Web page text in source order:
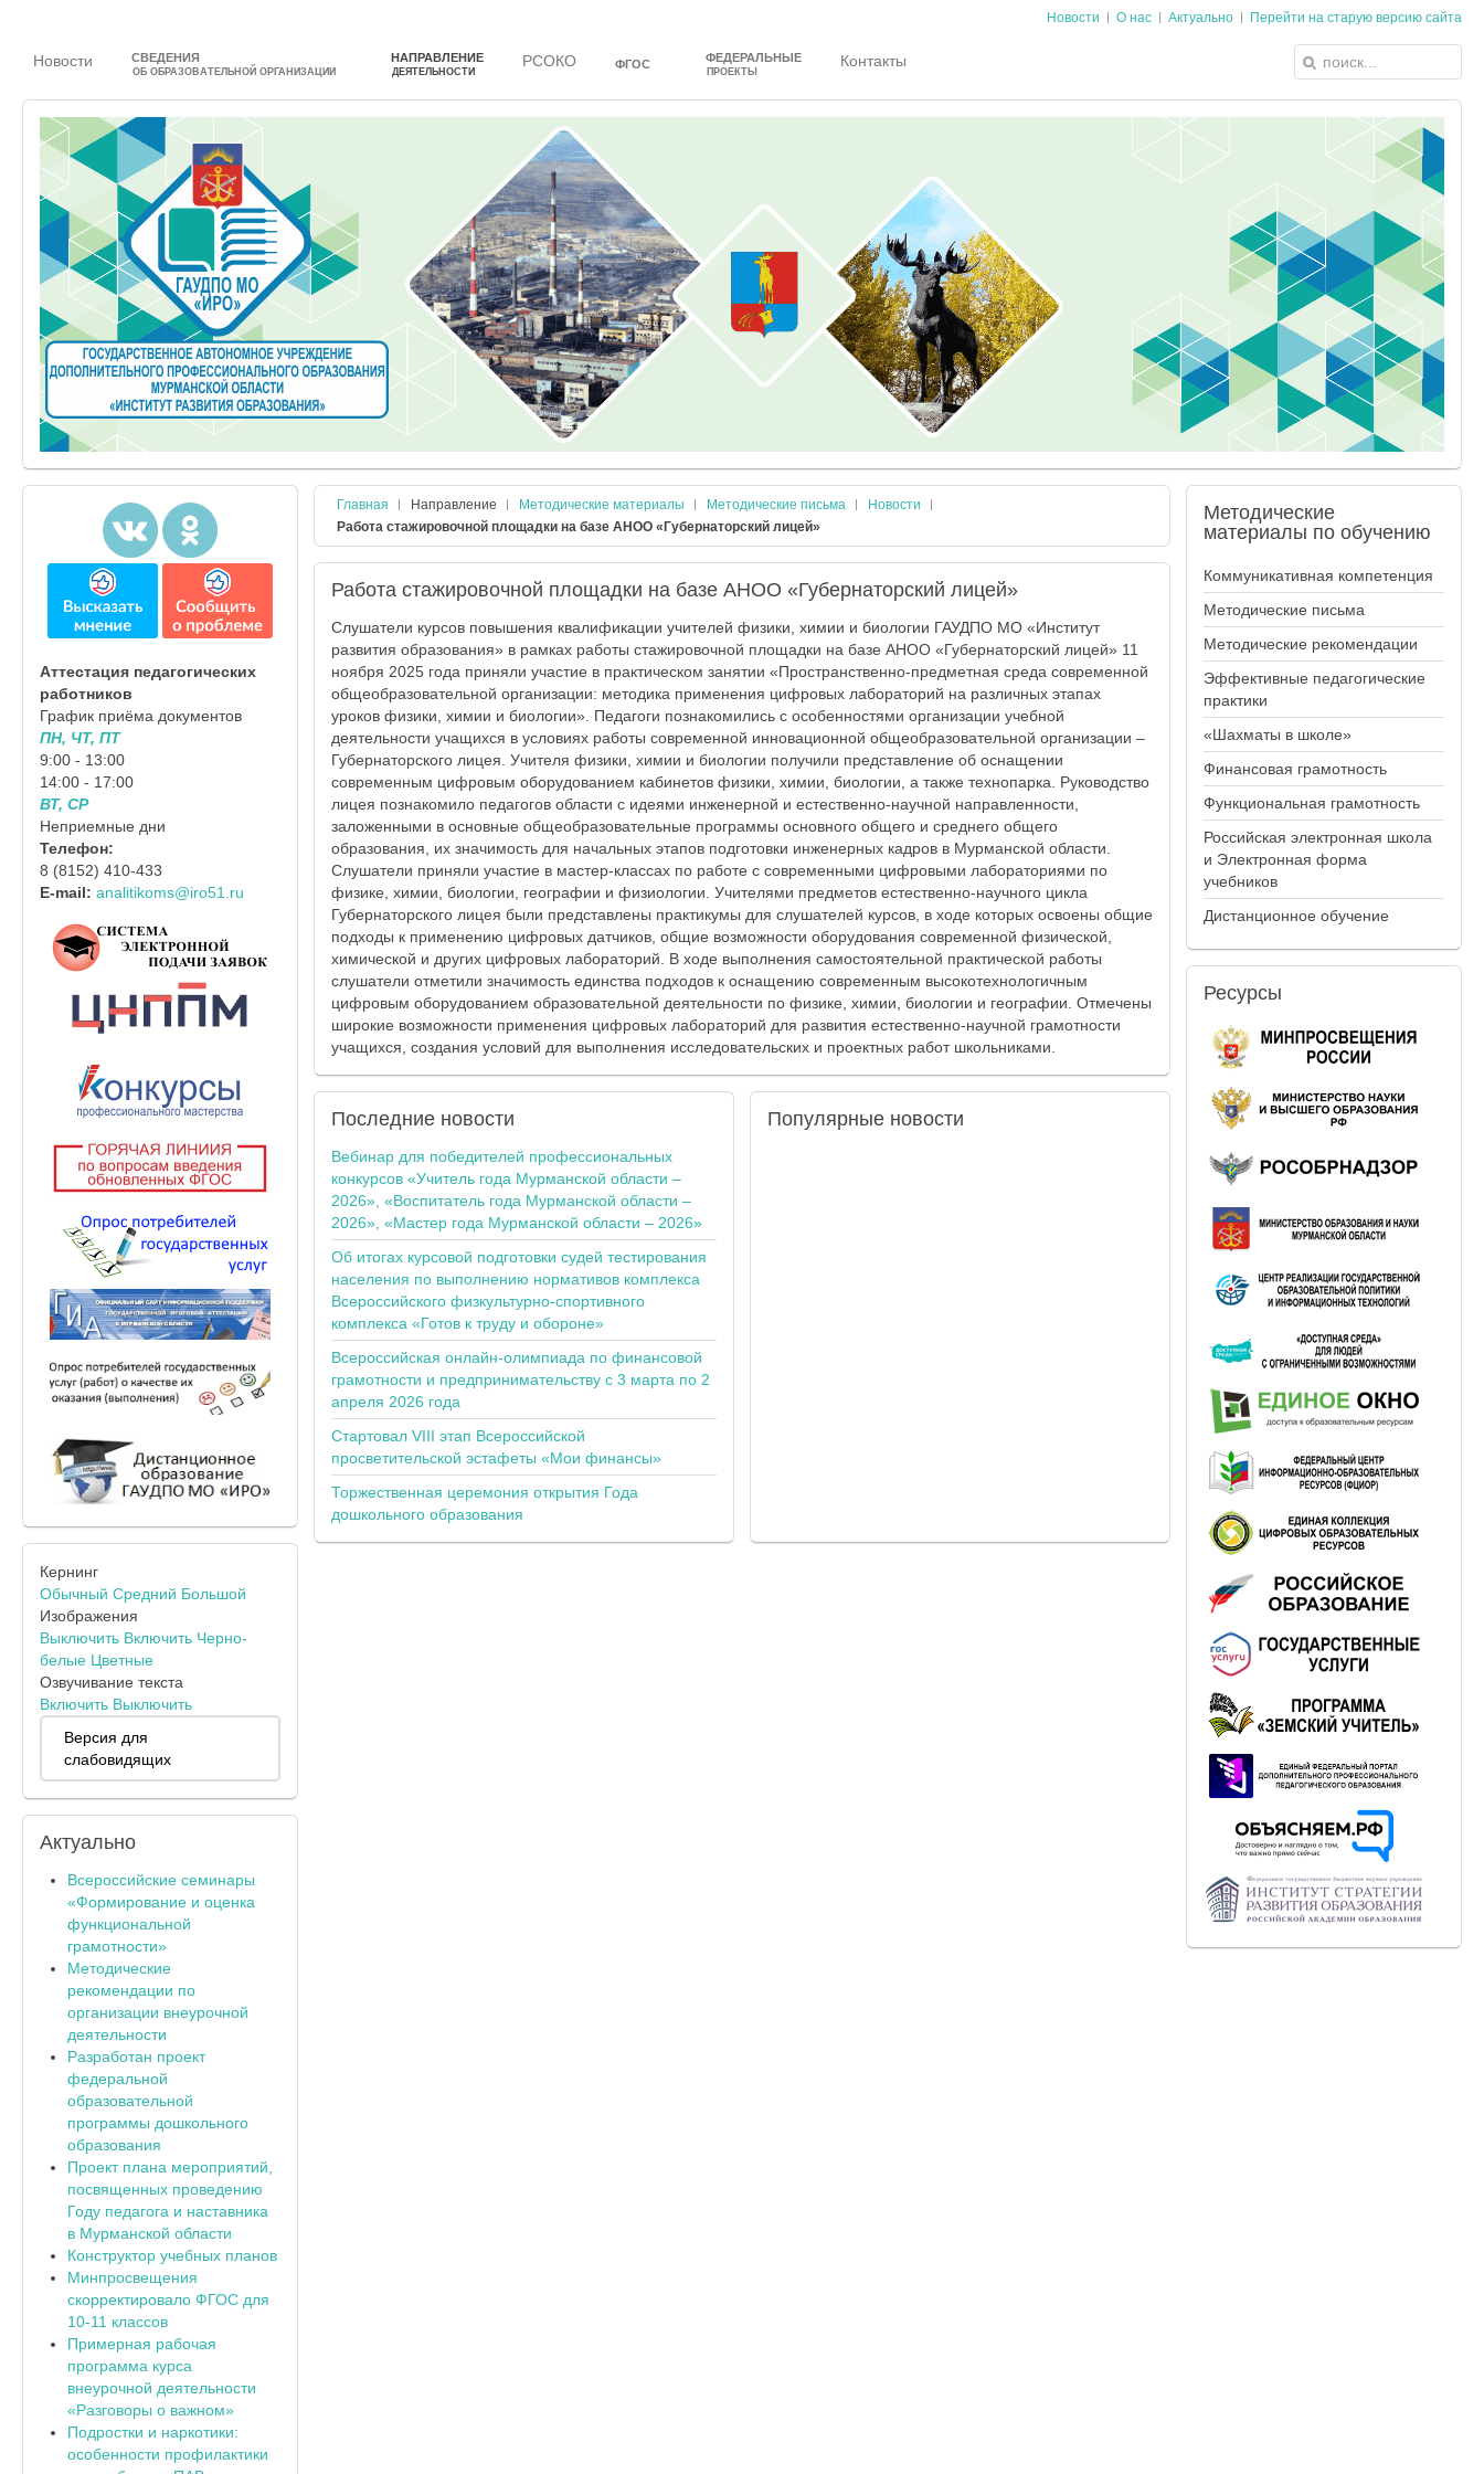
Новости О нас Актуально Перейти на старую версию сайта
Новости СВЕДЕНИЯ
ОБ ОБРАЗОВАТЕЛЬНОЙ ОРГАНИЗАЦИИ
НАПРАВЛЕНИЕ
ДЕЯТЕЛЬНОСТИ
РСОКО ФГОС ФЕДЕРАЛЬНЫЕ
ПРОЕКТЫ
Контакты
Главная Направление Методические материалы Методические письма
Новости
Работа стажировочной площадки на базе АНОО «Губернаторский лицей»
Работа стажировочной площадки на базе АНОО «Губернаторский лицей»
Слушатели курсов повышения квалификации учителей физики, химии и биологии ГАУДПО МО «Институт
развития образования» в рамках работы стажировочной площадки на базе АНОО «Губернаторский лицей» 11
ноября 2025 года приняли участие в практическом занятии «Пространственно-предметная среда современной
общеобразовательной организации: методика применения цифровых лабораторий на различных этапах
уроков физики, химии и биологии». Педагоги познакомились с особенностями организации учебной
деятельности учащихся в условиях работы современной инновационной общеобразовательной организации –
Губернаторского лицея. Учителя физики, химии и биологии получили представление об оснащении
современным цифровым оборудованием кабинетов физики, химии, биологии, а также технопарка. Руководство
лицея познакомило педагогов области с идеями инженерной и естественно-научной направленности,
заложенными в основные общеобразовательные программы основного общего и среднего общего
образования, их значимость для начальных этапов подготовки инженерных кадров в Мурманской области.
Слушатели приняли участие в мастер-классах по работе с современными цифровыми лабораториями по
физике, химии, биологии, географии и физиологии. Учителями предметов естественно-научного цикла
Губернаторского лицея были представлены практикумы для слушателей курсов, в ходе которых освоены общие
подходы к применению цифровых датчиков, общие возможности оборудования современной физической,
химической и других цифровых лабораторий. В ходе выполнения самостоятельной практической работы
слушатели отметили значимость единства подходов к оснащению современным высокотехнологичным
цифровым оборудованием образовательной деятельности по физике, химии, биологии и географии. Отмечены
широкие возможности применения цифровых лабораторий для развития естественно-научной грамотности
учащихся, создания условий для выполнения исследовательских и проектных работ школьниками.
Последниеновости
Вебинар для победителей профессиональных
конкурсов «Учитель года Мурманской области –
2026», «Воспитатель года Мурманской области –
2026», «Мастер года Мурманской области – 2026»
Об итогах курсовой подготовки судей тестирования
населения по выполнению нормативов комплекса
Всероссийского физкультурно-спортивного
комплекса «Готов к труду и обороне»
Всероссийская онлайн-олимпиада по финансовой
грамотности и предпринимательству с 3 марта по 2
апреля 2026 года
Стартовал VIII этап Всероссийской
просветительской эстафеты «Мои финансы»
Торжественная церемония открытия Года
дошкольного образования
Популярныеновости
Аттестация педагогических
работников
График приёма документов
ПН, ЧТ, ПТ
9:00 - 13:00
14:00 - 17:00
ВТ, СР
Неприемные дни
Телефон:
8 (8152) 410-433
E-mail: analitikoms@iro51.ru
Кернинг
Обычный Средний Большой
Изображения
Выключить Включить Черно-
белые Цветные
Озвучивание текста
Включить Выключить
Версия для
слабовидящих
Актуально
Всероссийские семинары
«Формирование и оценка
функциональной
грамотности»
Методические
рекомендации по
организации внеурочной
деятельности
Разработан проект
федеральной
образовательной
программы дошкольного
образования
Проект плана мероприятий,
посвященных проведению
Году педагога и наставника
в Мурманской области
Конструктор учебных планов
Минпросвещения
скорректировало ФГОС для
10-11 классов
Примерная рабочая
программа курса
внеурочной деятельности
«Разговоры о важном»
Подростки и наркотики:
особенности профилактики
Методические
материалы по обучению
Коммуникативная компетенция
Методические письма
Методические рекомендации
Эффективные педагогические
практики
«Шахматы в школе»
Финансовая грамотность
Функциональная грамотность
Российская электронная школа
и Электронная форма
учебников
Дистанционное обучение
Ресурсы